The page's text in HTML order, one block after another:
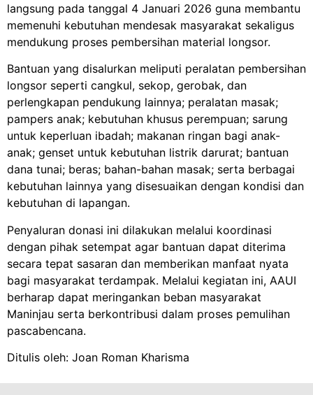
langsung pada tanggal 4 Januari 2026 guna membantu
memenuhi kebutuhan mendesak masyarakat sekaligus
mendukung proses pembersihan material longsor.
Bantuan yang disalurkan meliputi peralatan pembersihan
longsor seperti cangkul, sekop, gerobak, dan
perlengkapan pendukung lainnya; peralatan masak;
pampers anak; kebutuhan khusus perempuan; sarung
untuk keperluan ibadah; makanan ringan bagi anak-
anak; genset untuk kebutuhan listrik darurat; bantuan
dana tunai; beras; bahan-bahan masak; serta berbagai
kebutuhan lainnya yang disesuaikan dengan kondisi dan
kebutuhan di lapangan.
Penyaluran donasi ini dilakukan melalui koordinasi
dengan pihak setempat agar bantuan dapat diterima
secara tepat sasaran dan memberikan manfaat nyata
bagi masyarakat terdampak. Melalui kegiatan ini, AAUI
berharap dapat meringankan beban masyarakat
Maninjau serta berkontribusi dalam proses pemulihan
pascabencana.
Ditulis oleh: Joan Roman Kharisma